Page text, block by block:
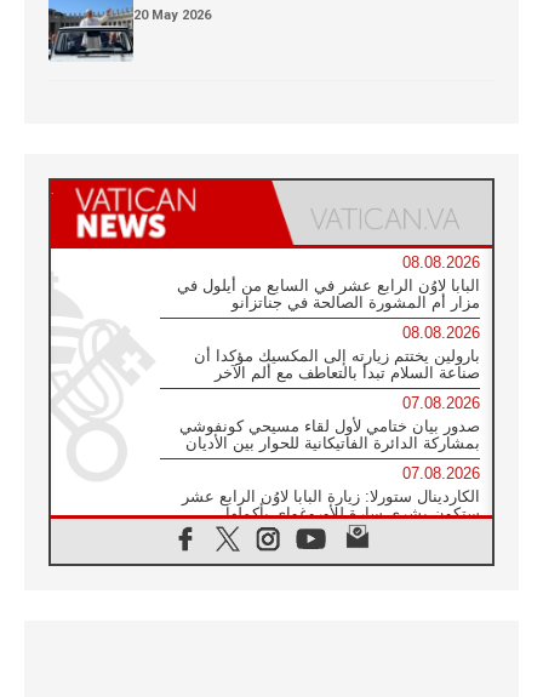
20 May 2026
08.08.2026
البابا لاوُن الرابع عشر في السابع من أيلول في
مزار أم المشورة الصالحة في جناتزانو
08.08.2026
بارولين يختتم زيارته إلى المكسيك مؤكدا أن
صناعة السلام تبدأ بالتعاطف مع ألم الآخر
07.08.2026
صدور بيان ختامي لأول لقاء مسيحي كونفوشي
بمشاركة الدائرة الفاتيكانية للحوار بين الأديان
07.08.2026
الكاردينال ستورلا: زيارة البابا لاوُن الرابع عشر
ستكون بشرى سارة للأوروغواي بأكملها
الفاتيكان يعلن برنامج الزيارة الرسولية للبابا لاوُن